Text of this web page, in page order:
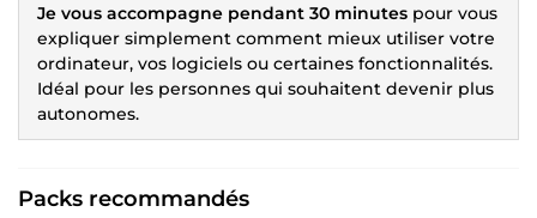
Je vous accompagne pendant 30 minutes pour vous
expliquer simplement comment mieux utiliser votre
ordinateur, vos logiciels ou certaines fonctionnalités.
Idéal pour les personnes qui souhaitent devenir plus
autonomes.
Packs recommandés